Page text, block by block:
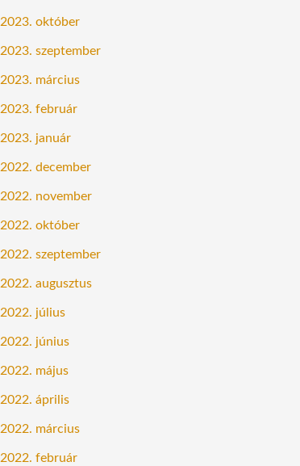
2023. október
2023. szeptember
2023. március
2023. február
2023. január
2022. december
2022. november
2022. október
2022. szeptember
2022. augusztus
2022. július
2022. június
2022. május
2022. április
2022. március
2022. február